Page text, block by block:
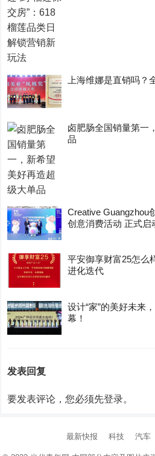
上海维娜是直销吗？
卤肥肠全国销量第一
品
Creative
创意消费活动 正式启
平安御享财富25怎么
进化迭代
设计“家”的美好未来
幕！
发表回复
要发表评论，您必须先登录。
最新快报 科技 汽车